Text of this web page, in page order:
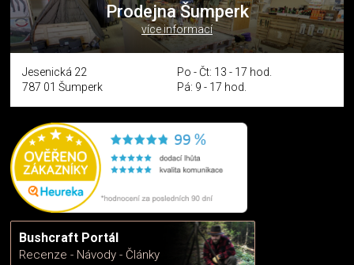
Prodejna Šumperk
více informací
Jesenická 22
787 01 Šumperk
Po - Čt: 13 - 17 hod.
Pá: 9 - 17 hod.
Bushcraft Portál
Recenze - Návody - Články